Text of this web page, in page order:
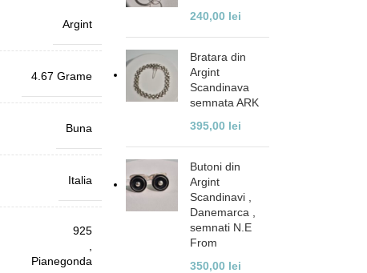
Argint
4.67 Grame
Buna
Italia
925
Pianegonda
240,00 lei
Bratara din
Argint
Scandinava
semnata ARK
395,00 lei
Butoni din
Argint
Scandinavi ,
Danemarca ,
semnati N.E
From
350,00 lei